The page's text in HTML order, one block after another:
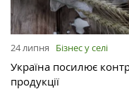
24 липня Бізнес у селі
Україна посилює
продукції